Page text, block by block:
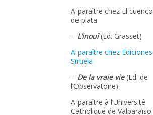
A paraître chez El cuenco
de plata
– L’inouï(Ed. Grasset)
A paraître chez Ediciones
Siruela
– De la vraie vie(Ed. de
l’Observatoire)
A paraître à l’Université
Catholique de Valparaiso